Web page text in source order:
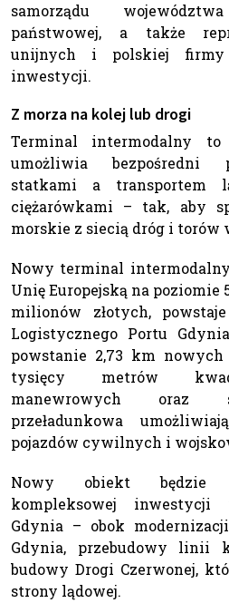
samorządu
państwowej, a także
unijnych i polskiej
inwestycji.
Z morza na kolej lub drogi
Terminal intermodalny
umożliwia bezpośredni
statkami a transportem
ciężarówkami – tak, aby
morskie z siecią dróg i torów
Nowy terminal
Unię Europejską na poziomie
milionów złotych,
Logistycznego Portu
powstanie 2,73 km
tysięcy metrów
manewrowych oraz
przeładunkowa
pojazdów cywilnych i
Nowy obiekt będzie
kompleksowej inwestycji
Gdynia – obok
Gdynia, przebudowy linii
budowy Drogi Czerwonej,
strony lądowej.